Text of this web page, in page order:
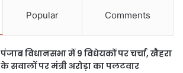
Popular Comments
पंजाब विधानसभा में 9 विधेयकों पर चर्चा, खैहरा
के सवालों पर मंत्री अरोड़ा का पलटवार